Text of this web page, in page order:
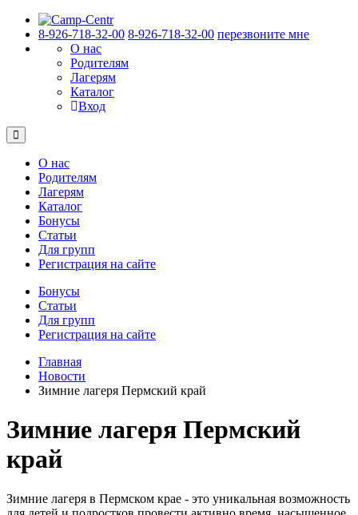
8-926-718-32-00 8-926-718-32-00 перезвоните мне
О нас
Родителям
Лагерям
Каталог
Вход
О нас
Родителям
Лагерям
Каталог
Бонусы
Статьи
Для групп
Регистрация на сайте
Бонусы
Статьи
Для групп
Регистрация на сайте
Главная
Новости
Зимние лагеря Пермский край
Зимние лагеря Пермский
край
Зимние лагеря в Пермском крае - это уникальная возможность